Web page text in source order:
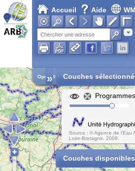
Accueil Aide
Open Street Map
» Couches
Source : © Agence de l'Eau
Loire-Bretagne, 2008.
Couches disponibles